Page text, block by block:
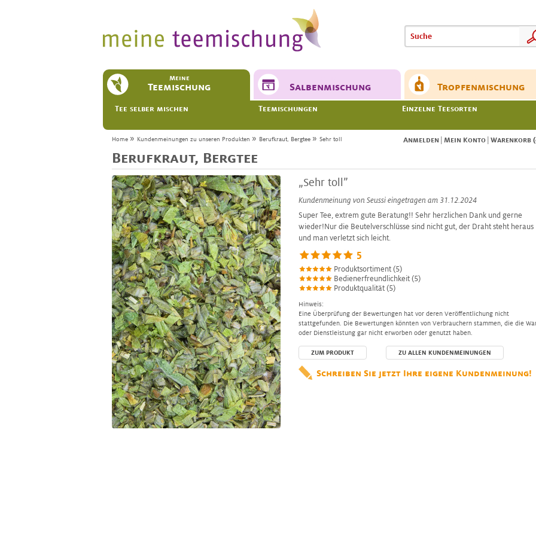
Meine
Teemischung
Tee selber mischen Teemischungen Einzelne Teesorten
Salbenmischung Tropfenmischung
Home » Kundenmeinungen zu unseren Produkten » Berufkraut, Bergtee » Sehr toll Warenkorb
Mein Konto
Anmelden
Berufkraut, Bergtee
„Sehr toll”
Kundenmeinung vonSeussi eingetragen am 31.12.2024
Super Tee, extrem gute Beratung!! Sehr herzlichen Dank und gerne
wieder!Nur die Beutelverschlüsse sind nicht gut, der Draht steht heraus
und man verletzt sich leicht.
5
Produktsortiment (5)
Bedienerfreundlichkeit (5)
Produktqualität (5)
Hinweis:
Eine Überprüfung der Bewertungen hat vor deren Veröffentlichung nicht
stattgefunden. Die Bewertungen könnten von Verbrauchern stammen, die die
oder Dienstleistung gar nicht erworben oder genutzt haben.
ZUM PRODUKT ZU ALLEN KUNDENMEINUNGEN
Schreiben Sie jetzt Ihre eigene Kundenmeinung!